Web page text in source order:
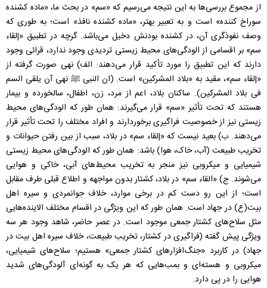
از مجموع بررسی‌ها به این نتیجه می‌رسیم که «سم» در بحث ما، «ماده کشنده
سوراخ کننده» است و به تعبیر بهتر، «ماده کشنده نافذ» است؛ به طوری که
وصف نفوذگری آن، در کشنده بودنش دخیل می‌باشد. گرچه در تطبیق «إلقاء
سم» بر اقسامی از الودگی‌های محیط زیستی تردیدی وجود ندارد، قرائی وجود
دارند که این تطبیق را مورد تأکید قرار می‌دهند: الف) نهی صورت گرفته از
«إلقاء سم»، مقید به «بلاد المشرکین» است. (ان النبی ﷺ نهی آن یلقی السم
فی بلاد المشرکین). ساکنان بلاد، اعم از مرد، زن، اطفال، سالخورده و بیمار
هستند که تحت تأثیر «سم» قرار می‌گیرند: همان طور که الودگی‌های محیط
زیستی نیز از خصوصیت فراگیری برخوردارند و افراد مختلف را تحت تأثیر قرار
می‌دهند. ب) بعید نیست که «إلقاء سم» در بلاد، سبب از بین رفتن حیوانات و
تخریب طبیعت (آب، خاک، هوا) باشد: همان طور که الودگی‌های محیط زیستی
شیمیایی و میکروبی نیز منجر به تخریب محیط‌های آبی، خاکی و هوایی
می‌شوند. ج) «القاء سم» در بلاد، کشتار بدون مواجهه و اطلاع قبلی طرف مقابل
است؛ از این رو دست کم در برخی موارد، خلاف جوانمردی و سیره اهل
بیت(ع) در جهاد است. همان طور که این ویژگی در اقسام مختلف الاینده‌هایی
مثل سلاح‌های کشتار جمعی موجود است. در عصر حاضر، شاهد وجود هر سه
ویژگی پیش گفته (فراگیری در کشتار، تخریب طبیعت، خلاف سیره اهل بیت در
جهاد) در کاربرد «جنگ‌افزارهای کشتار جمعی» هستیم؛ سلاح‌های شیمیایی،
میکروبی و هسته‌ای و بمب‌هایی که هر یک به گونه‌ای آلودگی‌های شدید
هوایی را در پی دارد.